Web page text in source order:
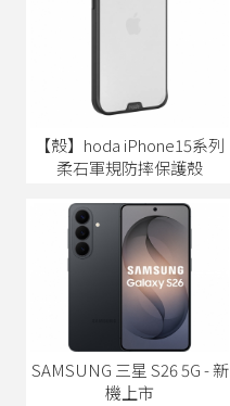
【殼】hoda iPhone15系列
柔石軍規防摔保護殼
SAMSUNG 三星 S26 5G - 新
機上市